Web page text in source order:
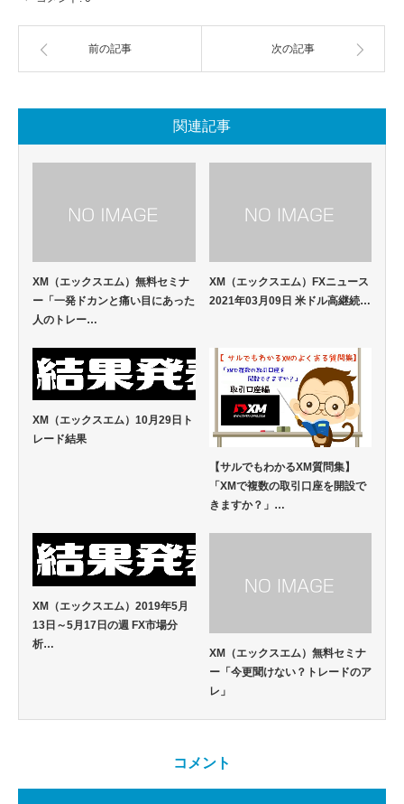
前の記事 次の記事
関連記事
XM（エックスエム）無料セミナ
ー「一発ドカンと痛い目にあった
人のトレー…
XM（エックスエム）FXニュース
2021年03月09日 米ドル高継続…
XM（エックスエム）10月29日ト
レード結果
【サルでもわかるXM質問集】
「XMで複数の取引口座を開設で
きますか？」…
XM（エックスエム）2019年5月
13日～5月17日の週 FX市場分
析…
XM（エックスエム）無料セミナ
ー「今更聞けない？トレードのア
レ」
コメント